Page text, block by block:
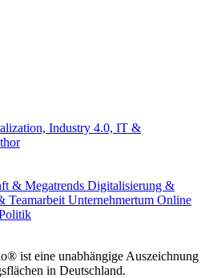
Industry 4.0, IT &
& Megatrends Digitalisierung &
Teamarbeit Unternehmertum Online
ist eine unabhängige Auszeichnung
in Deutschland.